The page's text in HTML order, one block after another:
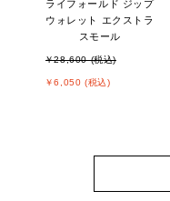
ライフォールド ジップ
ウォレット エクストラ
スモール
￥28,600 (税込)
￥6,050 (税込)